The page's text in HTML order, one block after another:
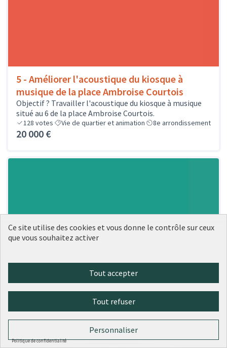
5 - Améliorer l'acoustique du kiosque à
musique de la place Ambroise Courtois
Objectif ? Travailler l'acoustique du kiosque à musique
situé au 6 de la place Ambroise Courtois.
128 votes Vie de quartier et animation 8e arrondissement
20 000 €
Ce site utilise des cookies et vous donne le contrôle sur ceux
que vous souhaitez activer
Tout accepter
Tout refuser
Personnaliser
Politique de confidentialité